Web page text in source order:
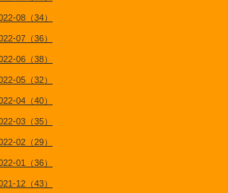
08（34）
07（36）
06（38）
05（32）
04（40）
03（35）
02（29）
01（36）
12（43）